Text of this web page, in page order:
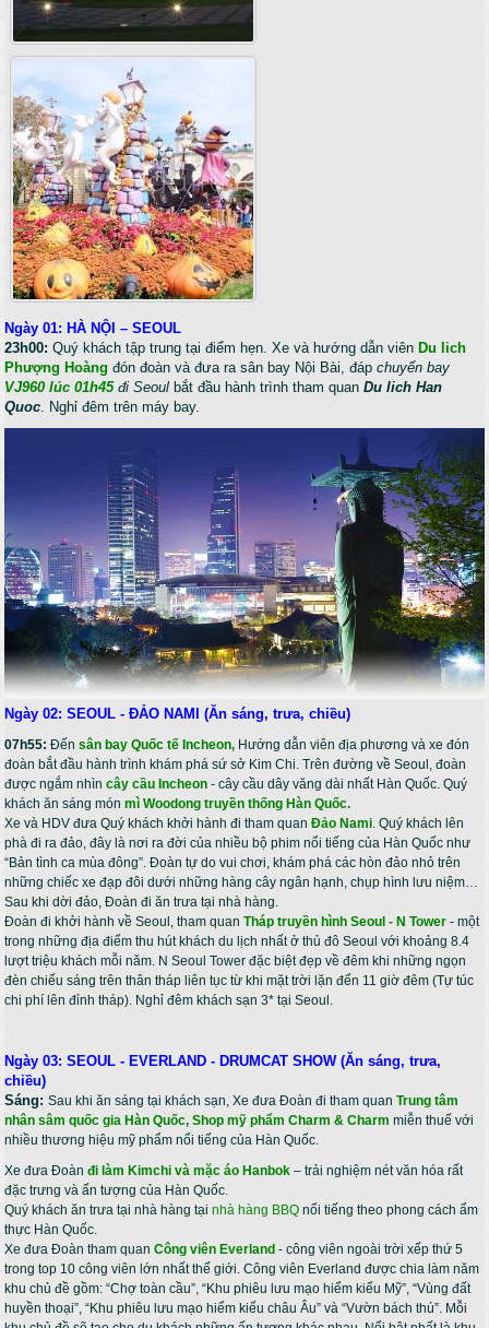
Ngày 01: HÀ NỘI – SEOUL
23h00:Quý khách tập trung tại điểm hẹn. Xe và hướng dẫn viênDu lich
Phượng Hoàng đón đoàn và đưa ra sân bay Nội Bài, đápchuyến bay
VJ960 lúc 01h45đi Seoul bắt đầu hành trình tham quanDu lich Han
Quoc . Nghỉ đêm trên máy bay.
Ngày 02: SEOUL - ĐẢO NAMI (Ăn sáng, trưa, chiều)
07h55: Đếnsân bay Quốc tế Incheon, Hướng dẫn viên địa phương và xe đón
đoàn bắt đầu hành trình khám phá sứ sở Kim Chi. Trên đường về Seoul, đoàn
được ngắm nhìncây cầu Incheon - cây cầu dây văng dài nhất Hàn Quốc. Quý
khách ăn sáng mónmì Woodong truyền thống Hàn Quốc.
Xe và HDV đưa Quý khách khởi hành đi tham quanĐảo Nami . Quý khách lên
phà đi ra đảo, đây là nơi ra đời của nhiều bộ phim nổi tiếng của Hàn Quốc như
“Bản tình ca mùa đông”. Đoàn tự do vui chơi, khám phá các hòn đảo nhỏ trên
những chiếc xe đạp đôi dưới những hàng cây ngân hạnh, chụp hình lưu niệm…
Sau khi dời đảo, Đoàn đi ăn trưa tại nhà hàng.
Đoàn đi khởi hành về Seoul, tham quanTháp truyền hình Seoul - N Tower - một
trong những địa điểm thu hút khách du lịch nhất ở thủ đô Seoul với khoảng 8.4
lượt triệu khách mỗi năm. N Seoul Tower đặc biệt đẹp về đêm khi những ngọn
đèn chiếu sáng trên thân tháp liên tục từ khi mặt trời lặn đến 11 giờ đêm (Tự túc
chi phí lên đỉnh tháp). Nghỉ đêm khách sạn 3* tại Seoul.
Ngày 03: SEOUL - EVERLAND - DRUMCAT SHOW (Ăn sáng, trưa,
chiều)
Sáng:Sau khi ăn sáng tại khách sạn, Xe đưa Đoàn đi tham quanTrung tâm
nhân sâm quốc gia Hàn Quốc, Shop mỹ phẩm Charm & Charm miễn thuế với
nhiều thương hiệu mỹ phẩm nổi tiếng của Hàn Quốc.
Xe đưa Đoànđi làm Kimchi và mặc áo Hanbok – trải nghiệm nét văn hóa rất
đặc trưng và ấn tượng của Hàn Quốc.
Quý khách ăn trưa tại nhà hàng tạinhà hàng BBQ nổi tiếng theo phong cách ẩm
thực Hàn Quốc.
Xe đưa Đoàn tham quanCông viên Everland - công viên ngoài trời xếp thứ 5
trong top 10 công viên lớn nhất thế giới. Công viên Everland được chia làm năm
khu chủ đề gồm: “Chợ toàn cầu”, “Khu phiêu lưu mạo hiểm kiểu Mỹ”, “Vùng đất
huyền thoại”, “Khu phiêu lưu mạo hiểm kiểu châu Âu” và “Vườn bách thú”. Mỗi